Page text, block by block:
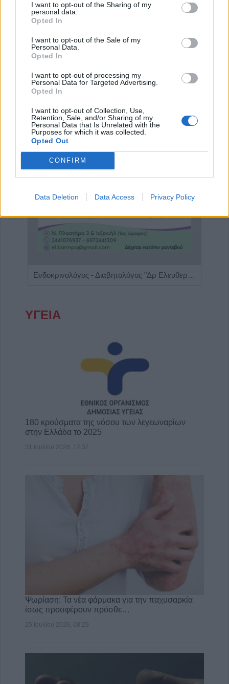
I want to opt-out of the Sharing of my
personal data.
Opted In
I want to opt-out of the Sale of my
Personal Data.
Opted In
I want to opt-out of processing my
Personal Data for Targeted Advertising.
Opted In
I want to opt-out of Collection, Use,
Retention, Sale, and/or Sharing of my
Personal Data that Is Unrelated with the
Purposes for which it was collected.
Opted Out
CONFIRM
Data Deletion Data Access Privacy Policy
Κατηγορία Επικαιρότητα
Επόμενο Τέλος
ΕΠΑΓΓΕΛΜΑΤΙΕΣ ΥΓΕΙΑΣ
Ενδοκρινολόγος - Διαβητολόγος "Δρ Ελευθερία Γ. Μπάρμπα"
ΥΓΕΙΑ
180 κρούσματα της νόσου των λεγεωναρίων
στην Ελλάδα το 2025
31 Ιουλίου 2026, 17:37
Ψωρίαση: Τα νέα φάρμακα για την παχυσαρκία
ίσως προσφέρουν πρόσθε…
25 Ιουλίου 2026, 08:29